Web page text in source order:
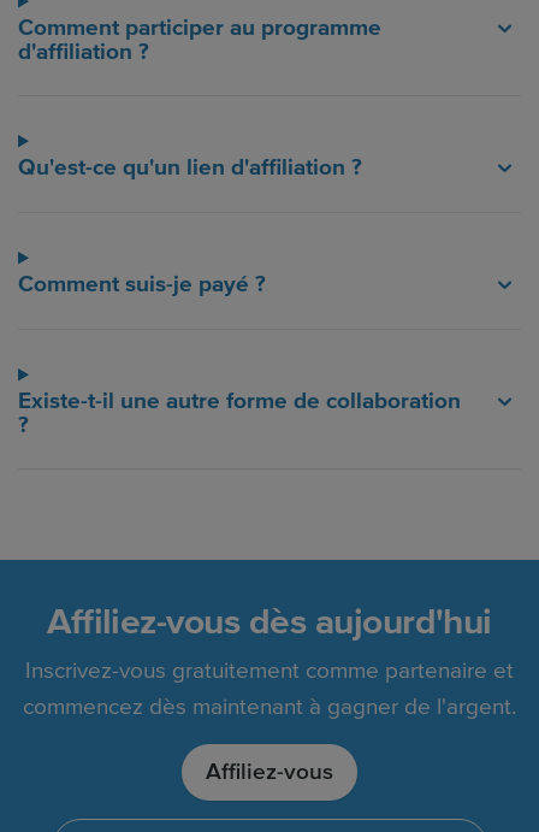
Comment participer au programme
d'affiliation ?
Qu'est-ce qu'un lien d'affiliation ?
Comment suis-je payé ?
Existe-t-il une autre forme de collaboration
?
Affiliez-vous dès aujourd'hui
Inscrivez-vous gratuitement comme partenaire et
commencez dès maintenant à gagner de l'argent.
Affiliez-vous